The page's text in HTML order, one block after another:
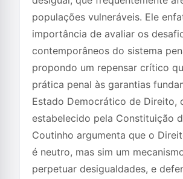
populações vulneráveis. Ele
importância de avaliar os
contemporâneos do sistema
propondo um repensar crítico
prática penal às garantias
Estado Democrático de Direito,
estabelecido pela Constituição
Coutinho argumenta que o
é neutro, mas sim um
perpetuar desigualdades, e